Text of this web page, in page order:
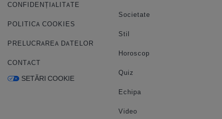
CONFIDENȚIALITATE
POLITICA COOKIES
PRELUCRAREA DATELOR
CONTACT
SETĂRI COOKIE
Societate
Stil
Horoscop
Quiz
Echipa
Video